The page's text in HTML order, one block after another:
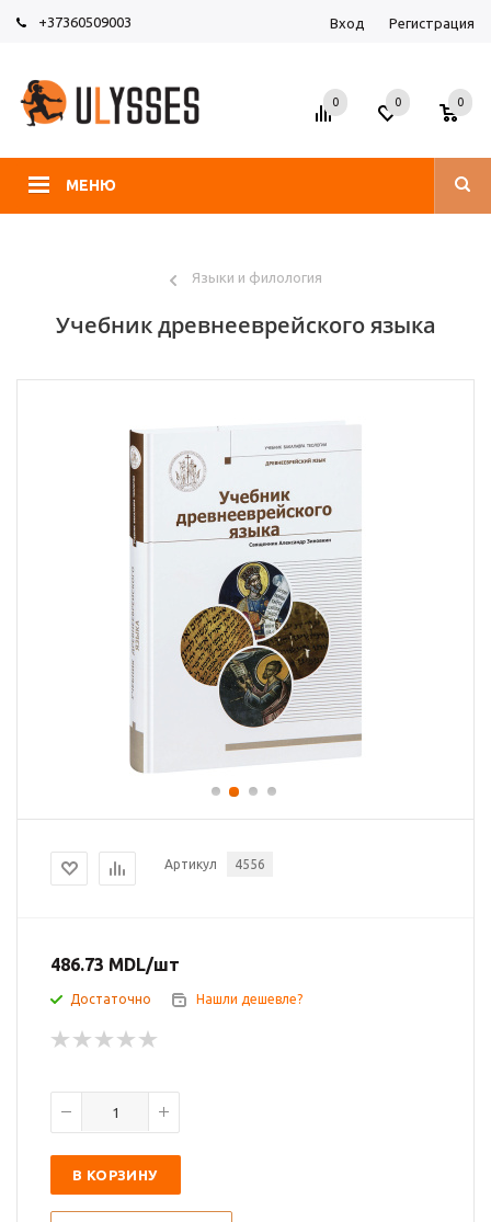
+37360509003 Вход Регистрация
МЕНЮ
0 0 0
Языки и филология
Учебник древнееврейского языка
Артикул 4556
486.73 MDL/шт
Достаточно Нашли дешевле?
В КОРЗИНУ